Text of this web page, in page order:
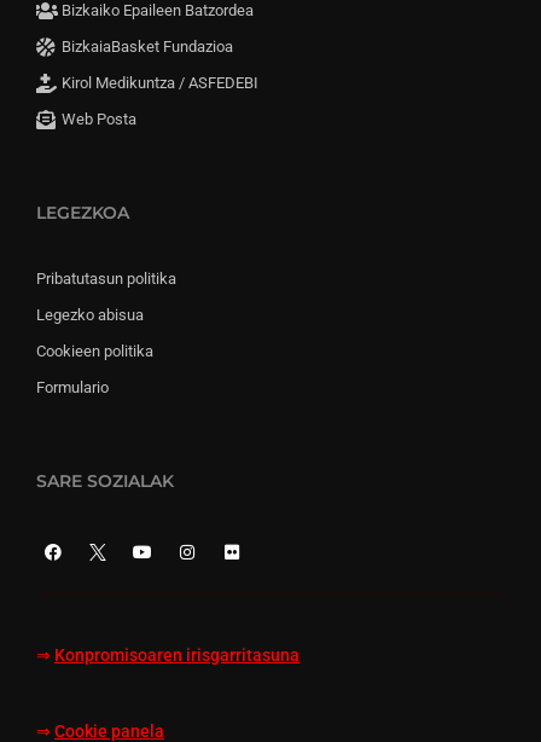
Bizkaiko Epaileen Batzordea
BizkaiaBasket Fundazioa
Kirol Medikuntza / ASFEDEBI
Web Posta
LEGEZKOA
Pribatutasun politika
Legezko abisua
Cookieen politika
Formulario
SARE SOZIALAK
⇒ Konpromisoaren irisgarritasuna
⇒ Cookie panela